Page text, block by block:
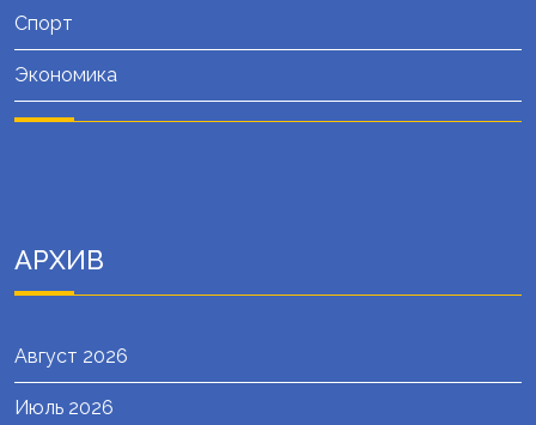
Спорт
Экономика
АРХИВ
Август 2026
Июль 2026